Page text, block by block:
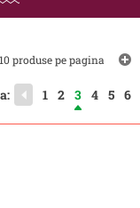
10 produse pe pagina
1 2 3 4 5 6